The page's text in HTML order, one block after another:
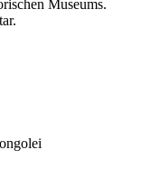
Museums.